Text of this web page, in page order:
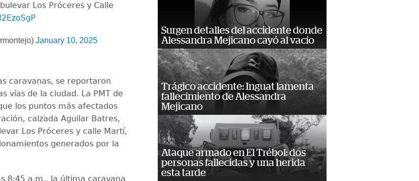
Los Próceres y Calle
January 10, 2025
caravanas, se reportaron
vías de la ciudad. La PMT de
los puntos más afectados
calzada Aguilar Batres,
Los Próceres y calle Martí,
generados por la
8:45 a.m., la última caravana
Surgen detalles del accidente donde
Alessandra Mejicano cayó al vacío
Trágico accidente: Inguat lamenta
fallecimiento de Alessandra
Mejicano
Ataque armado en El Trébol: dos
personas fallecidas y una herida
esta tarde